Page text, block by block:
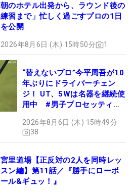
朝のホテル出発から、ラウンド後の
練習まで」忙しく過ごすプロの1日
を公開
2026年8月6日 (木) 15時50分 1
“替えないプロ”今平周吾が10
年ぶりにドライバーチェン
ジ！ UT、5Wは名器を継続使
用中 #男子プロセッティン
2026年8月6日 (木) 15時49分
38
宮里道場【正反対の2人を同時レッ
スン編】第11話／『勝手にローボ
ール&ギュッ！』